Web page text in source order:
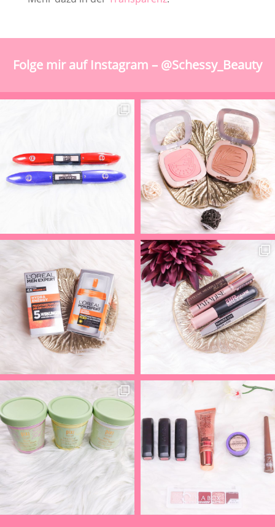
Folge mir auf Instagram – @Schessy_Beauty